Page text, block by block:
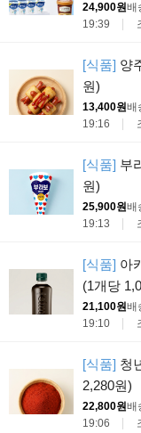
24,900원배
19:39
[식품] 양
원)
13,400원배
19:16
[식품] 부
원)
25,900원배
19:13
[식품] 아
(1개당
21,100원배
19:10
[식품] 청
2,280원)
22,800원배
19:06